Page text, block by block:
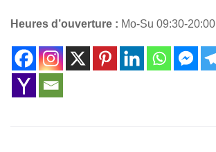
Heures d’ouverture : Mo-Su 09:30-20:00